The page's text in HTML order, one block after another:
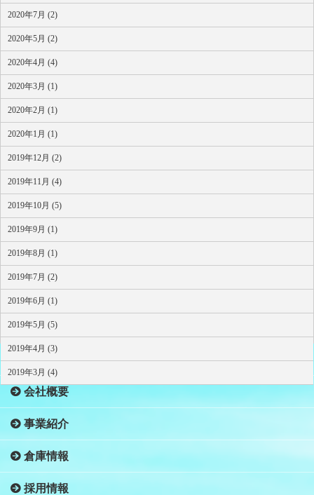
2020年7月 (2)
2020年5月 (2)
2020年4月 (4)
2020年3月 (1)
2020年2月 (1)
2020年1月 (1)
2019年12月 (2)
2019年11月 (4)
2019年10月 (5)
2019年9月 (1)
2019年8月 (1)
2019年7月 (2)
2019年6月 (1)
2019年5月 (5)
2019年4月 (3)
2019年3月 (4)
HOME
会社概要
事業紹介
倉庫情報
採用情報